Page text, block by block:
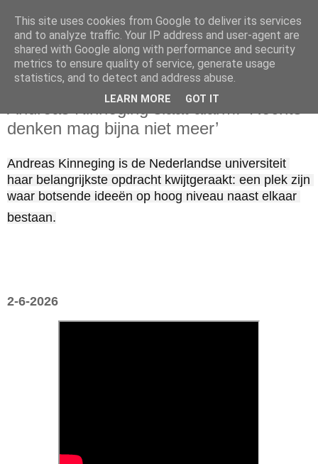
dinsdag 2 juni 2026
Andreas Kinneging slaat alarm: ‘Rechts
denken mag bijna niet meer’
Andreas Kinneging is de Nederlandse universiteit
haar belangrijkste opdracht kwijtgeraakt: een plek zijn
waar botsende ideeën op hoog niveau naast elkaar
bestaan.
2-6-2026
This site uses cookies from Google to deliver its services
and to analyze traffic. Your IP address and user-agent are
shared with Google along with performance and security
metrics to ensure quality of service, generate usage
statistics, and to detect and address abuse.
LEARN MORE GOT IT